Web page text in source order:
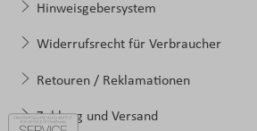
Hinweisgebersystem
Widerrufsrecht für Verbraucher
Retouren / Reklamationen
Zahlung und Versand